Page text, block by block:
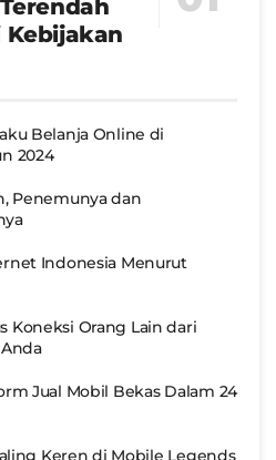
Belanja Online di
2024
Penemunya dan
Indonesia Menurut
Koneksi Orang Lain dari
Jual Mobil Bekas Dalam 24
Keren di Mobile Legends